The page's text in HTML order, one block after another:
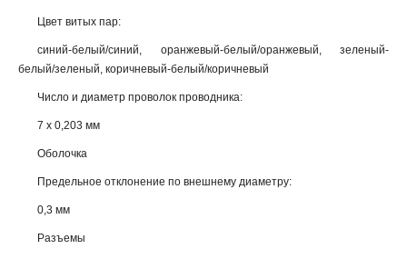
Цвет витых пар:
синий-белый/синий, оранжевый-белый/оранжевый, зеленый-
белый/зеленый, коричневый-белый/коричневый
Число и диаметр проволок проводника:
7 х 0,203 мм
Оболочка
Предельное отклонение по внешнему диаметру:
0,3 мм
Разъемы